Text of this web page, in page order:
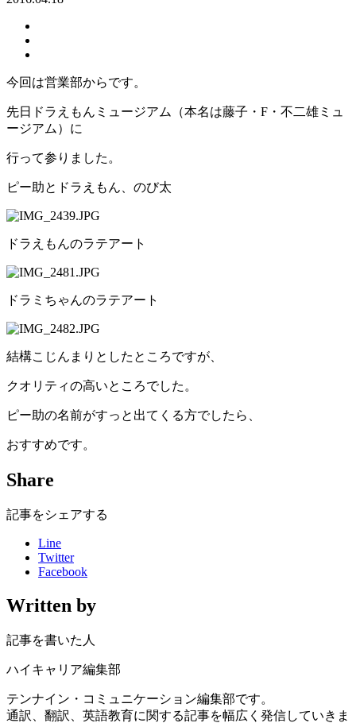
今回は営業部からです。
先日ドラえもんミュージアム（本名は藤子・F・不二雄ミュ
ージアム）に
行って参りました。
ピー助とドラえもん、のび太
ドラえもんのラテアート
ドラミちゃんのラテアート
結構こじんまりとしたところですが、
クオリティの高いところでした。
ピー助の名前がすっと出てくる方でしたら、
おすすめです。
Share
記事をシェアする
Line
Twitter
Facebook
Written by
記事を書いた人
ハイキャリア編集部
テンナイン・コミュニケーション編集部です。
通訳、翻訳、英語教育に関する記事を幅広く発信していきま